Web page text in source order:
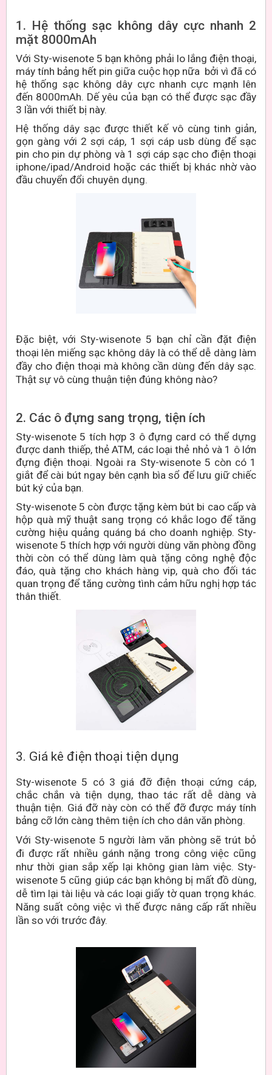
1. Hệ thống sạc không dây cực nhanh 2
mặt 8000mAh
Với Sty-wisenote 5 bạn không phải lo lắng điện thoại,
máy tính bảng hết pin giữa cuộc họp nữa bởi vì đã có
hệ thống sạc không dây cực nhanh cực mạnh lên
đến 8000mAh. Dế yêu của bạn có thể được sạc đầy
3 lần với thiết bị này.
Hệ thống dây sạc được thiết kế vô cùng tinh giản,
gọn gàng với 2 sợi cáp, 1 sợi cáp usb dùng để sạc
pin cho pin dự phòng và 1 sợi cáp sạc cho điện thoại
iphone/ipad/Android hoặc các thiết bị khác nhờ vào
đầu chuyển đổi chuyên dụng.
Đặc biệt, với Sty-wisenote 5 bạn chỉ cần đặt điện
thoại lên miếng sạc không dây là có thể dễ dàng làm
đầy cho điện thoại mà không cần dùng đến dây sạc.
Thật sự vô cùng thuận tiện đúng không nào?
2. Các ô đựng sang trọng, tiện ích
Sty-wisenote 5 tích hợp 3 ô đựng card có thể dựng
được danh thiếp, thẻ ATM, các loại thẻ nhỏ và 1 ô lớn
đựng điện thoại. Ngoài ra Sty-wisenote 5 còn có 1
giắt để cài bút ngay bên cạnh bìa sổ để lưu giữ chiếc
bút ký của bạn.
Sty-wisenote 5 còn được tặng kèm bút bi cao cấp và
hộp quà mỹ thuật sang trọng có khắc logo để tăng
cường hiệu quảng quáng bá cho doanh nghiệp. Sty-
wisenote 5 thích hợp với người dùng văn phòng đồng
thời còn có thể dùng làm quà tặng công nghệ độc
đáo, quà tặng cho khách hàng vip, quà cho đối tác
quan trọng để tăng cường tình cảm hữu nghị hợp tác
thân thiết.
3. Giá kê điện thoại tiện dụng
Sty-wisenote 5 có 3 giá đỡ điện thoại cứng cáp,
chắc chắn và tiện dụng, thao tác rất dễ dàng và
thuận tiện. Giá đỡ này còn có thể đỡ được máy tính
bảng cỡ lớn càng thêm tiện ích cho dân văn phòng.
Với Sty-wisenote 5 người làm văn phòng sẽ trút bỏ
đi được rất nhiều gánh nặng trong công việc cũng
như thời gian sắp xếp lại không gian làm việc. Sty-
wisenote 5 cũng giúp các bạn không bị mất đồ dùng,
dễ tìm lại tài liệu và các loại giấy tờ quan trọng khác.
Năng suất công việc vì thế được nâng cấp rất nhiều
lần so với trước đây.